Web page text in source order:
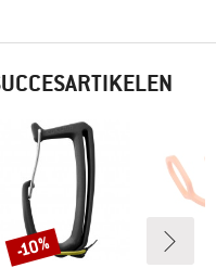
Korting
-10%